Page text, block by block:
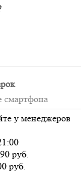
смартфона
у менеджеров
руб.
руб.